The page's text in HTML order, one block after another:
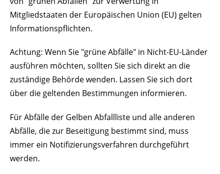
Mitgliedstaaten der Europäischen Union (EU) gelten
Informationspflichten.
Achtung: Wenn Sie "grüne Abfälle" in Nicht-EU-Länder
ausführen möchten, sollten Sie sich direkt an die
zuständige Behörde wenden. Lassen Sie sich dort
über die geltenden Bestimmungen informieren.
Für Abfälle der Gelben Abfallliste und alle anderen
Abfälle, die zur Beseitigung bestimmt sind, muss
immer ein Notifizierungsverfahren durchgeführt
werden.